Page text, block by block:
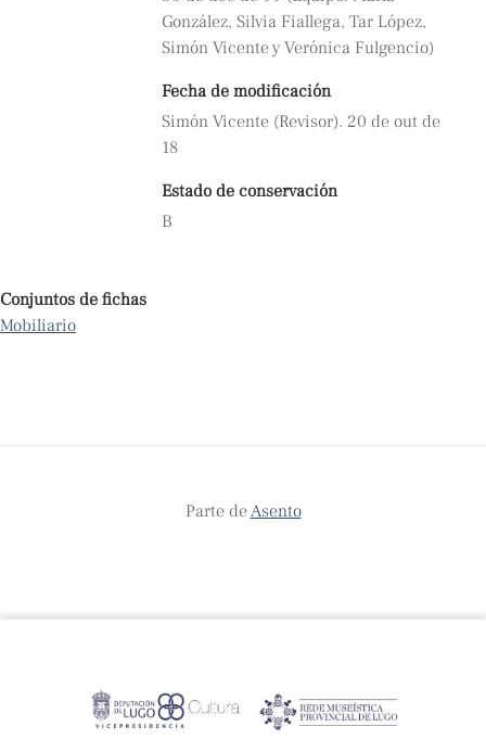
González, Silvia Fiallega, Tar López,
Simón Vicente y Verónica Fulgencio)
Fecha de modificación
Simón Vicente (Revisor). 20 de out de
18
Estado de conservación
B
Conjuntos de fichas
Mobiliario
Parte deAsento